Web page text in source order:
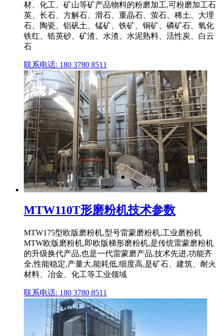
材、化工、矿山等矿产品物料的粉磨加工,可粉磨加工石
英、长石、方解石、滑石、重晶石、萤石、稀土、大理
石、陶瓷、铝矾土、锰矿、铁矿、铜矿、磷矿石、氧化
铁红、锆英砂、矿渣、水渣、水泥熟料、活性炭、白云
石
联系电话: 180 3780 8511
MTW110T形磨粉机技术参数
MTW175型欧版磨粉机,型号雷蒙磨粉机,工业磨粉机
MTW欧版磨粉机,即欧版梯形磨粉机,是传统雷蒙磨粉机
的升级换代产品,也是一代雷蒙磨产品,技术先进,功能齐
全,性能稳定,产量大,能耗低,细度高,是矿石、建筑、耐火
材料、冶金、化工等工业领域
联系电话: 180 3780 8511